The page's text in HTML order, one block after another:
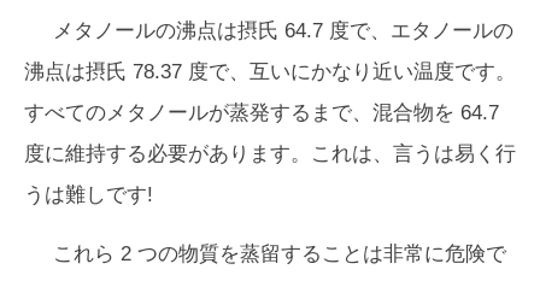
メタノールの沸点は摂氏 64.7 度で、エタノールの
沸点は摂氏 78.37 度で、互いにかなり近い温度です。
すべてのメタノールが蒸発するまで、混合物を 64.7
度に維持する必要があります。これは、言うは易く行
うは難しです!
これら 2 つの物質を蒸留することは非常に危険で